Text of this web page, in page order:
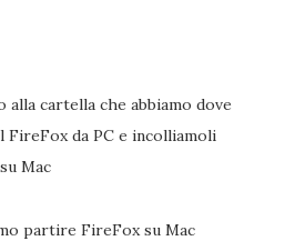
alla cartella che abbiamo dove
FireFox da PC e incolliamoli
su Mac
partire FireFox su Mac